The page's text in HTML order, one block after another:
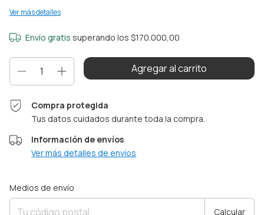
Ver más detalles
Envío gratis superando los $170.000,00
Compra protegida
Tus datos cuidados durante toda la compra.
Información de envíos
Ver más detalles de envíos
Entregas para el CP:
Medios de envío
Calcular